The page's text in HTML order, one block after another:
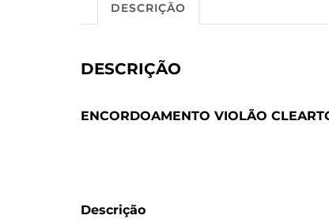
DESCRIÇÃO
DESCRIÇÃO
ENCORDOAMENTO VIOLÃO
Descrição